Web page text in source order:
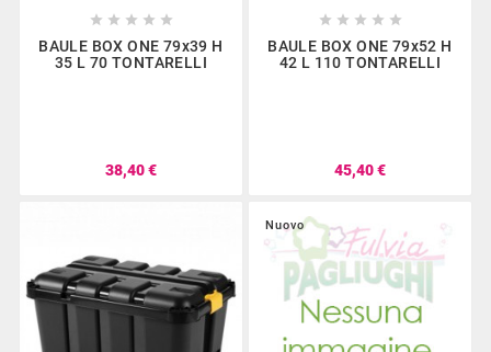
    
BAULE BOX ONE 79x39 H
35 L 70 TONTARELLI
38,40 €
    
BAULE BOX ONE 79x52 H
42 L 110 TONTARELLI
45,40 €
Nuovo